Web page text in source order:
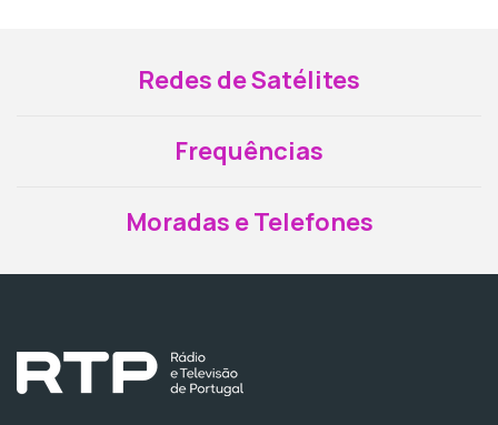
Redes de Satélites
Frequências
Moradas e Telefones